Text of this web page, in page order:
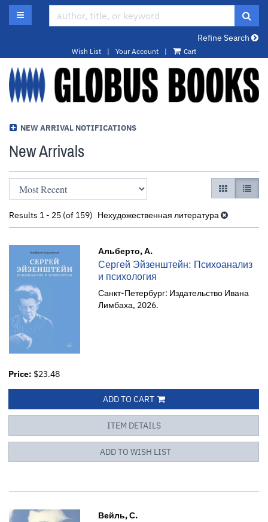
Skip
to
TOGGLE MAIN NAVIGATION
Refine Search
Wish List | Your Account | Cart
NEW ARRIVAL NOTIFICATIONS
New Arrivals
Refine
search
results
Skip
to
results
GALLERY
LIST
Results 1 - 25 (of 159) Нехудожественная литература
Альберто, А.
Сергей Эйзенштейн: Психоанализ
и психология
Санкт-Петербург: Издательство Ивана
Лимбаха, 2026.
Price: $23.48
ADD TO CART
ITEM DETAILS
ADD TO WISH LIST
Вейль, С.